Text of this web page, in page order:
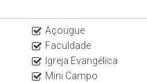
Açougue
Faculdade
Igreja Evangélica
Mini Campo